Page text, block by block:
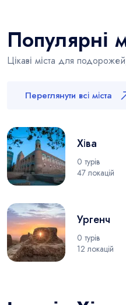
Популярні
Цікаві міста для подорожей,
Переглянути всі міста
Хіва
0 турів
47 локацій
Ургенч
0 турів
12 локацій